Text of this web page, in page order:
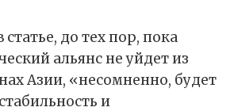
статье, до тех пор, пока
альянс не уйдет из
Азии, «несомненно, будет
и